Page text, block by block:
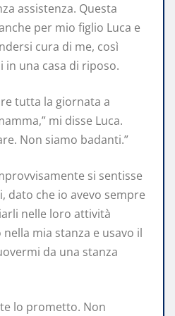
assistenza. Questa
per mio figlio Luca e
cura di me, così
una casa di riposo.
tutta la giornata a
mi disse Luca.
Non siamo badanti.”
si sentisse
dato che io avevo sempre
nelle loro attività
mia stanza e usavo il
da una stanza
lo prometto. Non